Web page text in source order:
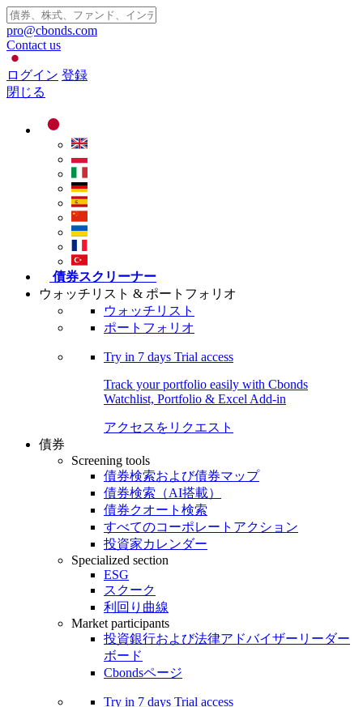
pro@cbonds.com
Contact us
ログイン 登録
閉じる
債券スクリーナー
ウォッチリスト & ポートフォリオ
ウォッチリスト
ポートフォリオ
Try in 7 days Trial access
Track your portfolio easily with Cbonds
Watchlist, Portfolio & Excel Add-in
アクセスをリクエスト
債券
Screening tools
債券検索および債券マップ
債券検索（AI搭載）
債券クオート検索
すべてのコーポレートアクション
投資家カレンダー
Specialized section
ESG
スクーク
利回り曲線
Market participants
投資銀行および法律アドバイザーリーダー
ボード
Cbondsページ
Try in 7 days Trial access